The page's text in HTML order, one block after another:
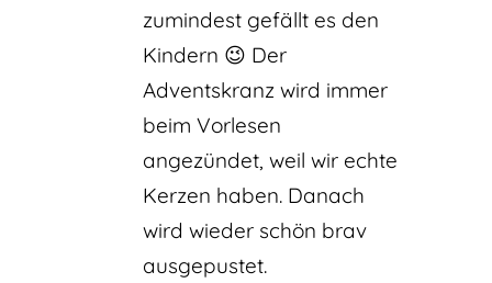
zumindest gefällt es den
Kindern 😉 Der
Adventskranz wird immer
beim Vorlesen
angezündet, weil wir echte
Kerzen haben. Danach
wird wieder schön brav
ausgepustet.